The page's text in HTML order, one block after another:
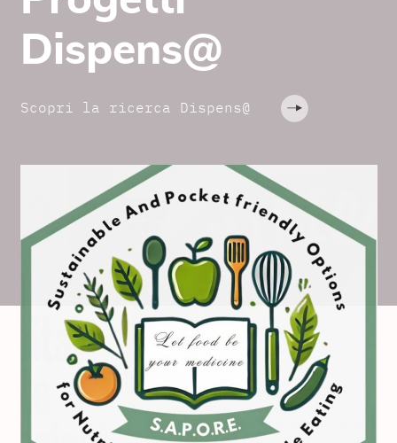
Dispens@
Scopri la ricerca Dispens@